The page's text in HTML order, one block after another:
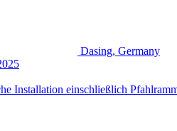
Dasing, Germany
Installation einschließlich